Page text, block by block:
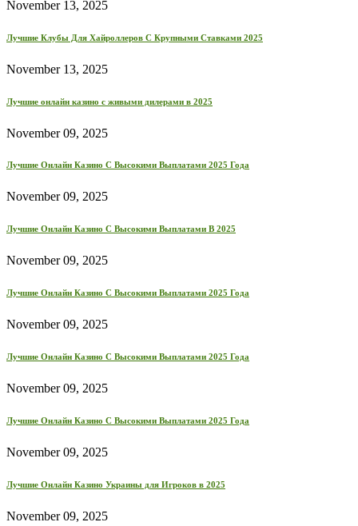
November 13, 2025
Лучшие Клубы Для Хайроллеров С Крупными Ставками 2025
November 13, 2025
Лучшие онлайн казино с живыми дилерами в 2025
November 09, 2025
Лучшие Онлайн Казино С Высокими Выплатами 2025 Года
November 09, 2025
Лучшие Онлайн Казино С Высокими Выплатами В 2025
November 09, 2025
Лучшие Онлайн Казино С Высокими Выплатами 2025 Года
November 09, 2025
Лучшие Онлайн Казино С Высокими Выплатами 2025 Года
November 09, 2025
Лучшие Онлайн Казино С Высокими Выплатами 2025 Года
November 09, 2025
Лучшие Онлайн Казино Украины для Игроков в 2025
November 09, 2025